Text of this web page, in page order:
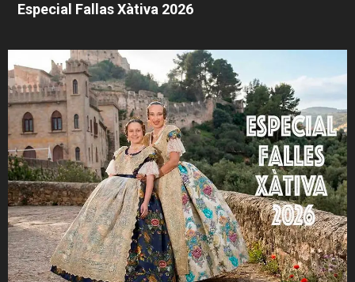
Especial Fallas Xàtiva 2026